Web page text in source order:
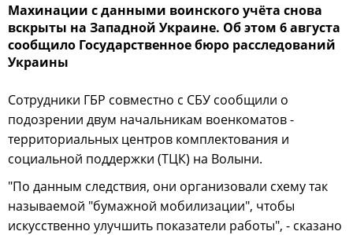
Махинации с данными воинского учёта снова
вскрыты на Западной Украине. Об этом 6 августа
сообщило Государственное бюро расследований
Украины
Сотрудники ГБР совместно с СБУ сообщили о
подозрении двум начальникам военкоматов -
территориальных центров комплектования и
социальной поддержки (ТЦК) на Волыни.
"По данным следствия, они организовали схему так
называемой "бумажной мобилизации", чтобы
искусственно улучшить показатели работы", - сказано